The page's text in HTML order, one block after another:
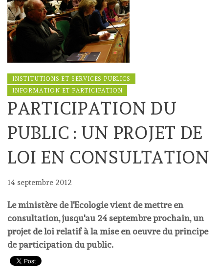
INSTITUTIONS ET SERVICES PUBLICS
INFORMATION ET PARTICIPATION
PARTICIPATION DU
PUBLIC : UN PROJET DE
LOI EN CONSULTATION
14 septembre 2012
Le ministère de l'Ecologie vient de mettre en
consultation, jusqu'au 24 septembre prochain, un
projet de loi relatif à la mise en oeuvre du principe
de participation du public.